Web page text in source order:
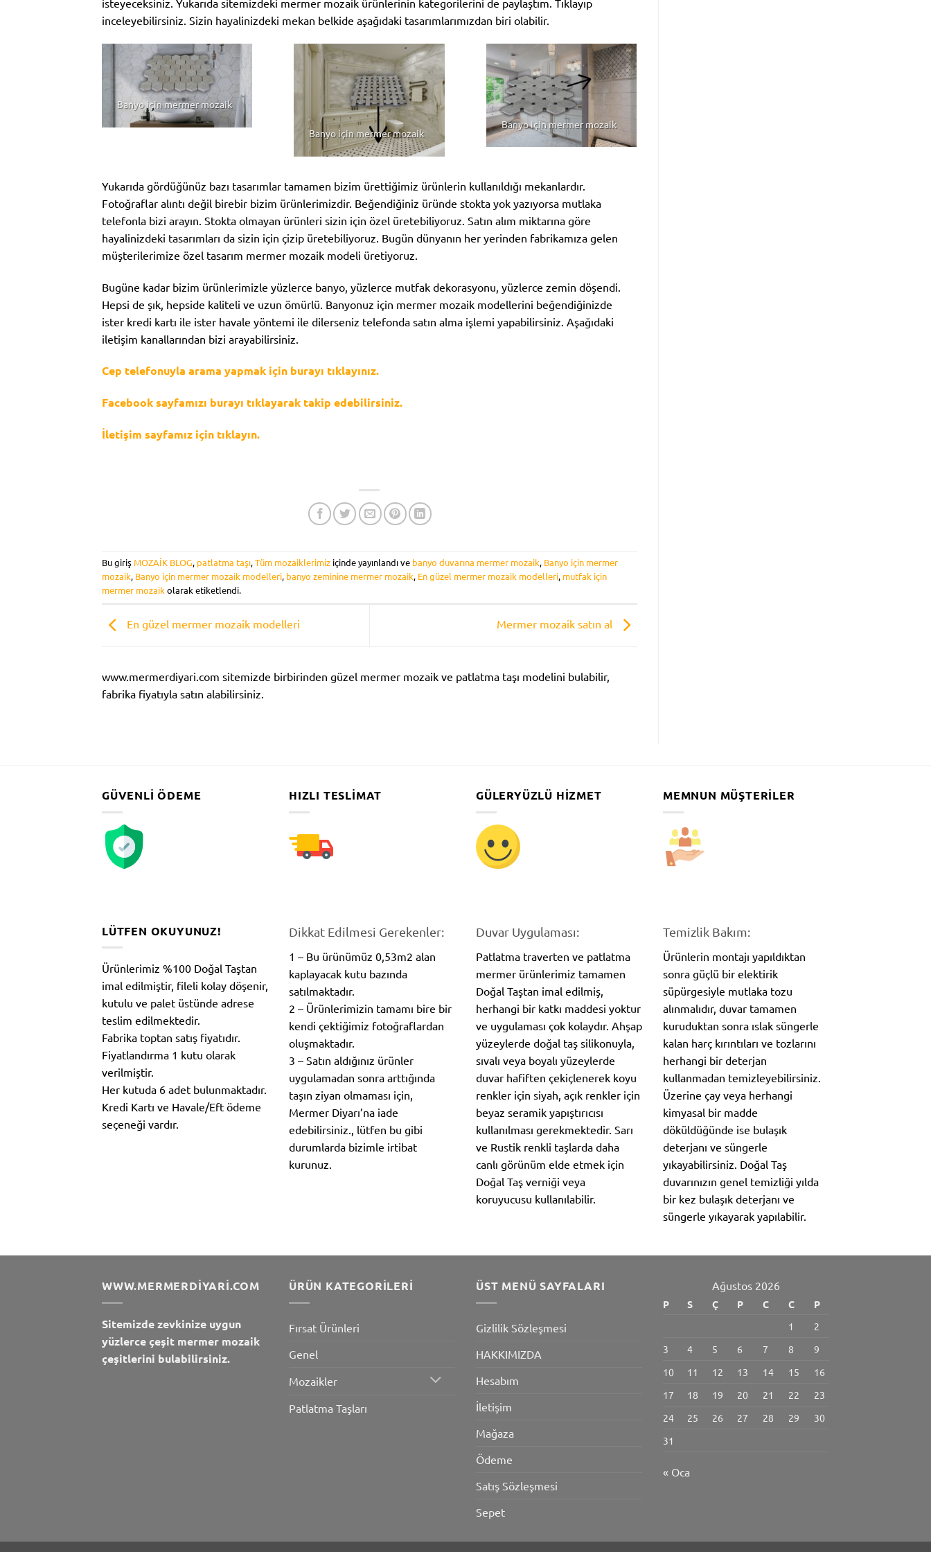
inceleyebilirsiniz. Sizin hayalinizdeki mekan belkide aşağıdaki tasarımlarımızdan biri olabilir.
Banyo için mermer mozaik
Banyo için mermer mozaik
Banyo için mermer mozaik
Yukarıda gördüğünüz bazı tasarımlar tamamen bizim ürettiğimiz ürünlerin kullanıldığı mekanlardır.
Fotoğraflar alıntı değil birebir bizim ürünlerimizdir. Beğendiğiniz üründe stokta yok yazıyorsa mutlaka
telefonla bizi arayın. Stokta olmayan ürünleri sizin için özel üretebiliyoruz. Satın alım miktarına göre
hayalinizdeki tasarımları da sizin için çizip üretebiliyoruz. Bugün dünyanın her yerinden fabrikamıza gelen
müşterilerimize özel tasarım mermer mozaik modeli üretiyoruz.
Bugüne kadar bizim ürünlerimizle yüzlerce banyo, yüzlerce mutfak dekorasyonu, yüzlerce zemin döşendi.
Hepsi de şık, hepside kaliteli ve uzun ömürlü. Banyonuz için mermer mozaik modellerini beğendiğinizde
ister kredi kartı ile ister havale yöntemi ile dilerseniz telefonda satın alma işlemi yapabilirsiniz. Aşağıdaki
iletişim kanallarından bizi arayabilirsiniz.
Cep telefonuyla arama yapmak için burayı tıklayınız.
Facebook sayfamızı burayı tıklayarak takip edebilirsiniz.
İletişim sayfamız için tıklayın.
Bu giriş MOZAİK BLOG, patlatma taşı,Tüm mozaiklerimiz içinde yayınlandı ve banyo duvarına mermer mozaik, Banyo için mermer
mozaik, Banyo için mermer mozaik modelleri, banyo zeminine mermer mozaik, En güzel mermer mozaik modelleri, mutfak için
mermer mozaik olarak etiketlendi.
En güzel mermer mozaik modelleri Mermer mozaik satın al
www.mermerdiyari.com sitemizde birbirinden güzel mermer mozaik ve patlatma taşı modelini bulabilir,
fabrika fiyatıyla satın alabilirsiniz.
GÜVENLI ÖDEME HIZLI TESLIMAT GÜLERYÜZLÜ HIZMET MEMNUN MÜŞTERILER
LÜTFEN OKUYUNUZ!
Ürünlerimiz %100 Doğal Taştan
imal edilmiştir, fileli kolay döşenir,
kutulu ve palet üstünde adrese
teslim edilmektedir.
Fabrika toptan satış fiyatıdır.
Fiyatlandırma 1 kutu olarak
verilmiştir.
Her kutuda 6 adet bulunmaktadır.
Kredi Kartı ve Havale/Eft ödeme
seçeneği vardır.
Dikkat Edilmesi Gerekenler:
1 – Bu ürünümüz 0,53m2 alan
kaplayacak kutu bazında
satılmaktadır.
2 – Ürünlerimizin tamamı bire bir
kendi çektiğimiz fotoğraflardan
oluşmaktadır.
3 – Satın aldığınız ürünler
uygulamadan sonra arttığında
taşın ziyan olmaması için,
Mermer Diyarı’na iade
edebilirsiniz., lütfen bu gibi
durumlarda bizimle irtibat
kurunuz.
Duvar Uygulaması:
Patlatma traverten ve patlatma
mermer ürünlerimiz tamamen
Doğal Taştan imal edilmiş,
herhangi bir katkı maddesi yoktur
ve uygulaması çok kolaydır. Ahşap
yüzeylerde doğal taş silikonuyla,
sıvalı veya boyalı yüzeylerde
duvar hafiften çekiçlenerek koyu
renkler için siyah, açık renkler için
beyaz seramik yapıştırıcısı
kullanılması gerekmektedir. Sarı
ve Rustik renkli taşlarda daha
canlı görünüm elde etmek için
Doğal Taş verniği veya
koruyucusu kullanılabilir.
Temizlik Bakım:
Ürünlerin montajı yapıldıktan
sonra güçlü bir elektirik
süpürgesiyle mutlaka tozu
alınmalıdır, duvar tamamen
kuruduktan sonra ıslak süngerle
kalan harç kırıntıları ve tozlarını
herhangi bir deterjan
kullanmadan temizleyebilirsiniz.
Üzerine çay veya herhangi
kimyasal bir madde
döküldüğünde ise bulaşık
deterjanı ve süngerle
yıkayabilirsiniz. Doğal Taş
duvarınızın genel temizliği yılda
bir kez bulaşık deterjanı ve
süngerle yıkayarak yapılabilir.
WWW.MERMERDIYARI.COM
Sitemizde zevkinize uygun
yüzlerce çeşit mermer mozaik
çeşitlerini bulabilirsiniz.
ÜRÜN KATEGORILERI
Fırsat Ürünleri
Genel
Mozaikler
Patlatma Taşları
ÜST MENÜ SAYFALARI
Gizlilik Sözleşmesi
HAKKIMIZDA
Hesabım
İletişim
Mağaza
Ödeme
Satış Sözleşmesi
Sepet
Ağustos 2026
P S Ç P C C
P
1
2
3
4 5 6 7 8
9
10
11 12 13 14 15
16
17
18 19 20 21 22
23
24
25 26 27 28 29
30
31
« Oca